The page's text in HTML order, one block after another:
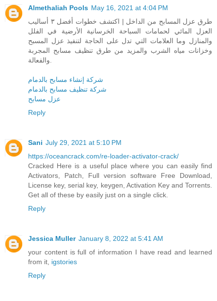
Almethaliah Pools May 16, 2021 at 4:04 PM
طرق عزل المسابح من الداخل | اكتشف خطوات أفضل ٣ أساليب
العزل المائي لحمامات السباحة الخرسانية الأرضية في الفلل
والمنازل وما العلامات التي تدل على الحاجة لتنفيذ عزل المسبح
وخزانات مياه الشرب والمزيد من طرق تنظيف مسابح المجربة
والفعالة.
شركة إنشاء مسابح بالدمام
شركة تنظيف مسابح بالدمام
عزل مسابح
Reply
Sani July 29, 2021 at 5:10 PM
https://oceancrack.com/re-loader-activator-crack/
Cracked Here is a useful place where you can easily find
Activators, Patch, Full version software Free Download,
License key, serial key, keygen, Activation Key and Torrents.
Get all of these by easily just on a single click.
Reply
Jessica Muller January 8, 2022 at 5:41 AM
your content is full of information I have read and learned
from it, igstories
Reply